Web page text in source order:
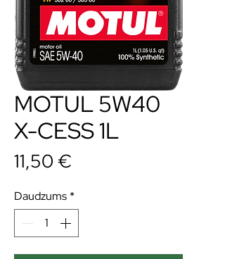
MOTUL 5W40
X-CESS 1L
11,50 €
Daudzums *